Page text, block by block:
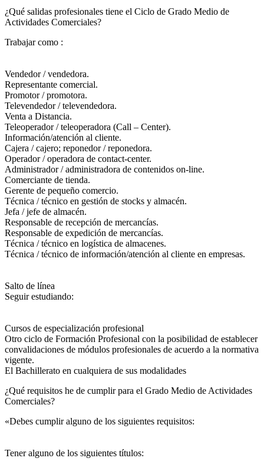
¿Qué salidas profesionales tiene el Ciclo de Grado Medio de
Actividades Comerciales?​
Trabajar como :
Vendedor / vendedora.
Representante comercial.
Promotor / promotora.
Televendedor / televendedora.
Venta a Distancia.
Teleoperador / teleoperadora (Call – Center).
Información/atención al cliente.
Cajera / cajero; reponedor / reponedora.
Operador / operadora de contact-center.
Administrador / administradora de contenidos on-line.
Comerciante de tienda.
Gerente de pequeño comercio.
Técnica / técnico en gestión de stocks y almacén.
Jefa / jefe de almacén.
Responsable de recepción de mercancías.
Responsable de expedición de mercancías.
Técnica / técnico en logística de almacenes.
Técnica / técnico de información/atención al cliente en empresas.
Salto de línea
Seguir estudiando:
Cursos de especialización profesional
Otro ciclo de Formación Profesional con la posibilidad de establecer
convalidaciones de módulos profesionales de acuerdo a la normativa
vigente.
El Bachillerato en cualquiera de sus modalidades
¿Qué requisitos he de cumplir para el Grado Medio de Actividades
Comerciales?
«Debes cumplir alguno de los siguientes requisitos:
Tener alguno de los siguientes títulos: